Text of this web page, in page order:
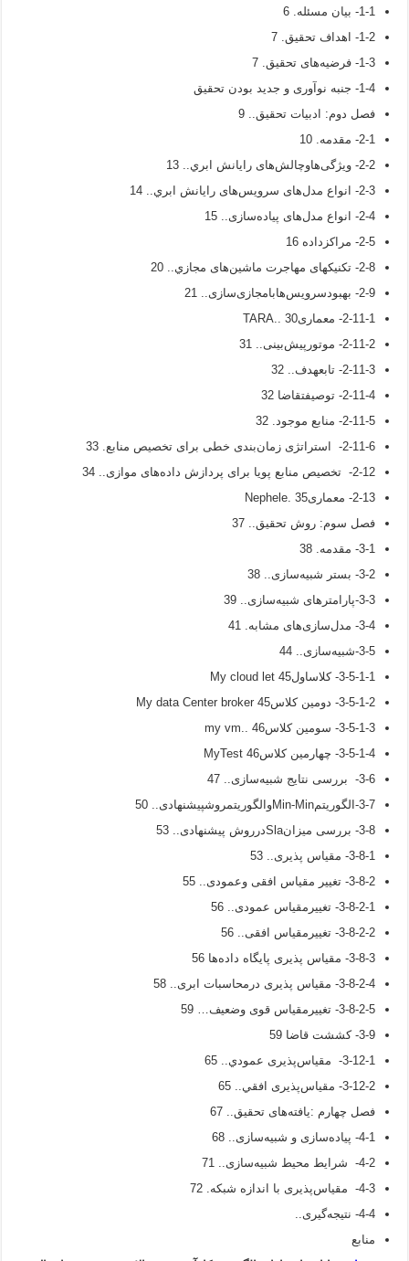
1-1- بیان مسئله. 6
1-2- اهداف تحقیق. 7
1-3- فرضیه‌های تحقیق. 7
1-4- جنبه نوآوری و جدید بودن تحقیق
فصل دوم: ادبیات تحقیق.. 9
2-1- مقدمه. 10
2-2- ویژگی‌هاوچالش‌های رايانش ابري.. 13
2-3- انواع مدل‌های سرویس‌های رايانش ابري.. 14
2-4- انواع مدل‌های پیاده‌سازی.. 15
2-5- مراكزداده 16
2-8- تکنیکهای مهاجرت ماشین‌های مجازي.. 20
2-9- بهبودسرویس‌هابامجازی‌سازی.. 21
2-11-1- معماریTARA.. 30
2-11-2- موتورپیش‌بینی.. 31
2-11-3- تابعهدف.. 32
2-11-4- توصیفتقاضا 32
2-11-5- منابع موجود. 32
2-11-6- استراتژی زمان‌بندی خطی برای تخصیص منابع. 33
2-12- تخصیص منابع پویا برای پردازش داده‌های موازی.. 34
2-13- معماریNephele. 35
فصل سوم: روش تحقیق.. 37
3-1- مقدمه. 38
3-2- بستر شبیه‌سازی.. 38
3-3-پارامترهای شبیه‌سازی.. 39
3-4- مدل‌سازی‌های مشابه. 41
3-5-شبیه‌سازی.. 44
3-5-1-1- کلاساولMy cloud let 45
3-5-1-2- دومین کلاسMy data Center broker 45
3-5-1-3- سومین کلاسmy vm.. 46
3-5-1-4- چهارمین کلاسMyTest 46
3-6- بررسی نتایج شبیه‌سازی.. 47
3-7-الگوریتمMin-Minوالگوریتمروشپیشنهادی.. 50
3-8- بررسی میزانSlaدرروش پیشنهادی.. 53
3-8-1- مقیاس پذیری.. 53
3-8-2- تغییر مقیاس افقی وعمودی.. 55
3-8-2-1- تغییرمقیاس عمودی.. 56
3-8-2-2- تغییرمقیاس افقی.. 56
3-8-3- مقیاس پذیری پایگاه داده‌ها 56
3-8-2-4- مقیاس پذیری درمحاسبات ابری.. 58
3-8-2-5- تغییرمقیاس قوی وضعیف… 59
3-9- کششت قاضا 59
3-12-1- مقیاس‌پذیری عمودي.. 65
3-12-2- مقیاس‌پذیری افقي.. 65
فصل چهارم :یافته‌های تحقیق.. 67
4-1- پیاده‌سازی و شبیه‌سازی.. 68
4-2- شرایط محیط شبیه‌سازی.. 71
4-3- مقیاس‌پذیری با اندازه شبکه. 72
4-4- نتیجه‌گیری..
منابع